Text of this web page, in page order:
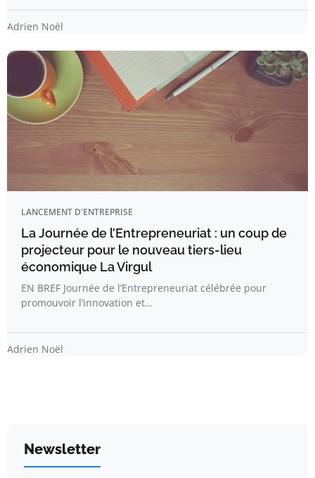
Adrien Noël
LANCEMENT D'ENTREPRISE
La Journée de l’Entrepreneuriat : un coup de
projecteur pour le nouveau tiers-lieu
économique La Virgul
EN BREF Journée de l’Entrepreneuriat célébrée pour
promouvoir l’innovation et…
Adrien Noël
Newsletter